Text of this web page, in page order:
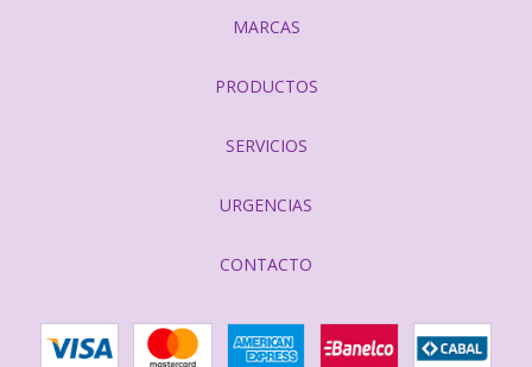
MARCAS
PRODUCTOS
SERVICIOS
URGENCIAS
CONTACTO